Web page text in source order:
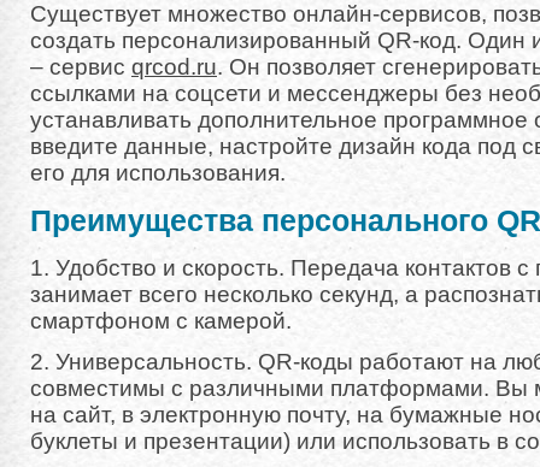
Существует множество онлайн-сервисов,
создать персонализированный QR-код. Один
– сервис qrcod.ru. Он позволяет
ссылками на соцсети и мессенджеры без
устанавливать дополнительное программное
введите данные, настройте дизайн кода под
его для использования.
Преимущества персонального
1. Удобство и скорость. Передача контактов
занимает всего несколько секунд, а
смартфоном с камерой.
2. Универсальность. QR-коды работают на
совместимы с различными платформами. Вы
на сайт, в электронную почту, на бумажные
буклеты и презентации) или использовать в